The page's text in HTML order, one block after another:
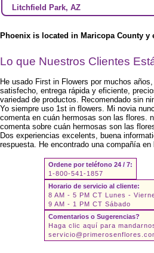
Litchfield Park, AZ
Phoenix is located in Maricopa County y
Lo que Nuestros Clientes
He usado First in Flowers por muchos
satisfecho, entrega rápida y eficiente,
variedad de productos. Recomendado sin
Yo siempre uso 1st in flowers. Mi novia
comenta en cuán hermosas son las flores.
comenta sobre cuán hermosas son las
Dos experiencias excelents, buena
respuesta. He encontrado una compañía en
Ordene por teléfono 24 / 7:
1-800-541-1857
Horario de servicio al cliente:
8 AM - 5 PM CT Lunes -
9 AM - 1 PM CT Sábado
Comentarios o Sugerencias?
Haga clic aquí para